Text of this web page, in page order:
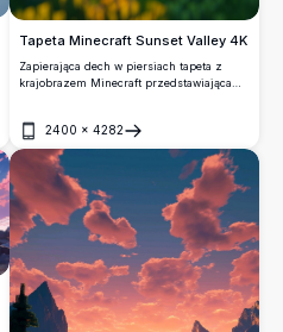
Tapeta Minecraft Sunset Valley 4K
Zapierająca dech w piersiach tapeta z
krajobrazem Minecraft przedstawiająca
i świecącymi polami trawy. Idealna dla
fanów szukających wysokiej
rozdzielczości, kinowego doświadczenia
Minecraft.
2400 × 4282
Otwórz